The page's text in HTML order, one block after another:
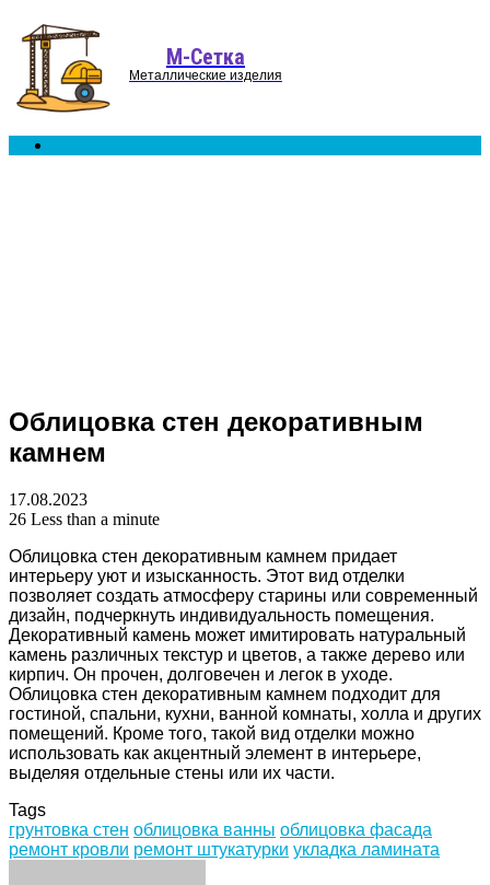
М-Сетка
Металлические изделия
Облицовка стен декоративным
камнем
17.08.2023
26 Less than a minute
Облицовка стен декоративным камнем придает
интерьеру уют и изысканность. Этот вид отделки
позволяет создать атмосферу старины или современный
дизайн, подчеркнуть индивидуальность помещения.
Декоративный камень может имитировать натуральный
камень различных текстур и цветов, а также дерево или
кирпич. Он прочен, долговечен и легок в уходе.
Облицовка стен декоративным камнем подходит для
гостиной, спальни, кухни, ванной комнаты, холла и других
помещений. Кроме того, такой вид отделки можно
использовать как акцентный элемент в интерьере,
выделяя отдельные стены или их части.
Tags
грунтовка стен облицовка ванны облицовка фасада
ремонт кровли ремонт штукатурки укладка ламината